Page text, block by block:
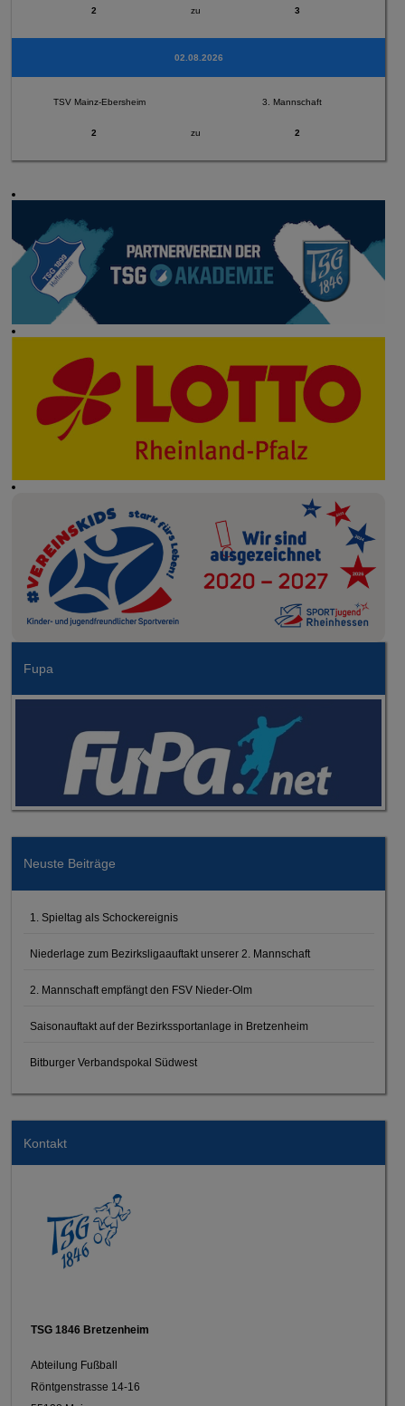
2 zu 3
02.08.2026
TSV Mainz-Ebersheim 3. Mannschaft
2 zu 2
Fupa
Neuste Beiträge
1. Spieltag als Schockereignis
Niederlage zum Bezirksligaauftakt unserer 2. Mannschaft
2. Mannschaft empfängt den FSV Nieder-Olm
Saisonauftakt auf der Bezirkssportanlage in Bretzenheim
Bitburger Verbandspokal Südwest
Kontakt
TSG 1846 Bretzenheim
Abteilung Fußball
Röntgenstrasse 14-16